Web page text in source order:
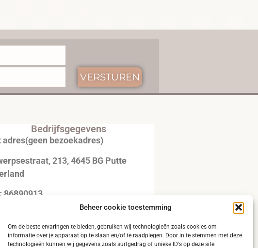
Beheer cookie toestemming
Om de beste ervaringen te bieden, gebruiken wij technologieën zoals cookies om
informatie over je apparaat op te slaan en/of te raadplegen. Door in te stemmen met deze
technologieën kunnen wij gegevens zoals surfgedrag of unieke ID's op deze site
VERSTUREN
Bedrijfsgegevens
adres(geen bezoekadres)
213, 4645 BG Putte
86890913
NL004320792B51